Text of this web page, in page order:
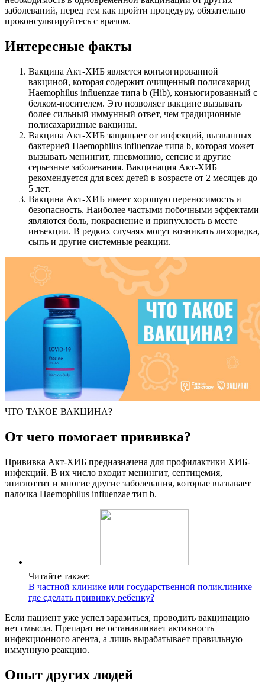
заболеваний, перед тем как пройти процедуру, обязательно
проконсультируйтесь с врачом.
Интересные факты
Вакцина Акт-ХИБ является конъюгированной
вакциной, которая содержит очищенный полисахарид
Haemophilus influenzae типа b (Hib), конъюгированный с
белком-носителем. Это позволяет вакцине вызывать
более сильный иммунный ответ, чем традиционные
полисахаридные вакцины.
Вакцина Акт-ХИБ защищает от инфекций, вызванных
бактерией Haemophilus influenzae типа b, которая может
вызывать менингит, пневмонию, сепсис и другие
серьезные заболевания. Вакцинация Акт-ХИБ
рекомендуется для всех детей в возрасте от 2 месяцев до
5 лет.
Вакцина Акт-ХИБ имеет хорошую переносимость и
безопасность. Наиболее частыми побочными эффектами
являются боль, покраснение и припухлость в месте
инъекции. В редких случаях могут возникать лихорадка,
сыпь и другие системные реакции.
ЧТО ТАКОЕ ВАКЦИНА?
От чего помогает прививка?
Прививка Акт-ХИБ предназначена для профилактики ХИБ-
инфекций. В их число входит менингит, септицемия,
эпиглоттит и многие другие заболевания, которые вызывает
палочка Haemophilus influenzae тип b.
Читайте также:
В частной клинике или государственной поликлинике –
где сделать прививку ребенку?
Если пациент уже успел заразиться, проводить вакцинацию
нет смысла. Препарат не останавливает активность
инфекционного агента, а лишь вырабатывает правильную
иммунную реакцию.
Опыт других людей